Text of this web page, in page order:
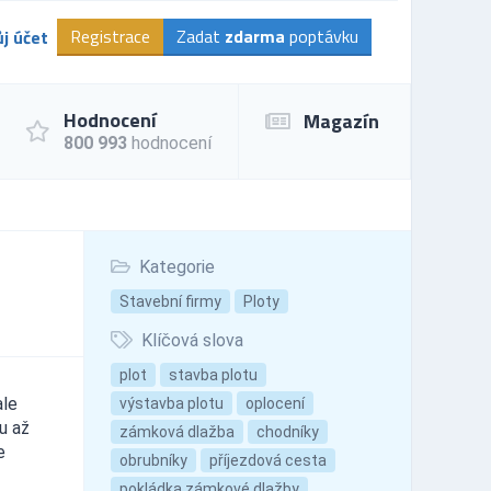
účet Registrace Zadat zdarma poptávku
Hodnocení
800 993 hodnocení
Magazín
Kategorie
Stavební firmy Ploty
Klíčová slova
plot
stavba plotu
výstavba plotu
oplocení
zámková dlažba
chodníky
obrubníky
příjezdová cesta
až